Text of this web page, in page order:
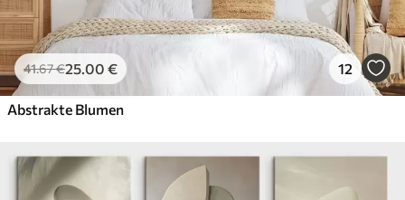
41.67€25.00 € 12
Abstrakte Blumen